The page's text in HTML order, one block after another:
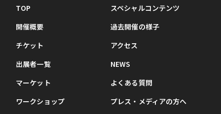
TOP
開催概要
チケット
出展者一覧
マーケット
ワークショップ
スペシャルコンテンツ
過去開催の様子
アクセス
NEWS
よくある質問
プレス・メディアの方へ